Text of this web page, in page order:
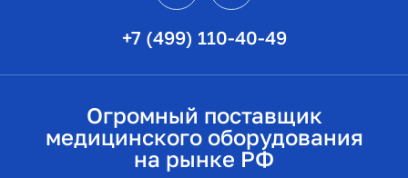
+7 (499) 110-40-49
Огромный поставщик
медицинского оборудования
на рынке РФ